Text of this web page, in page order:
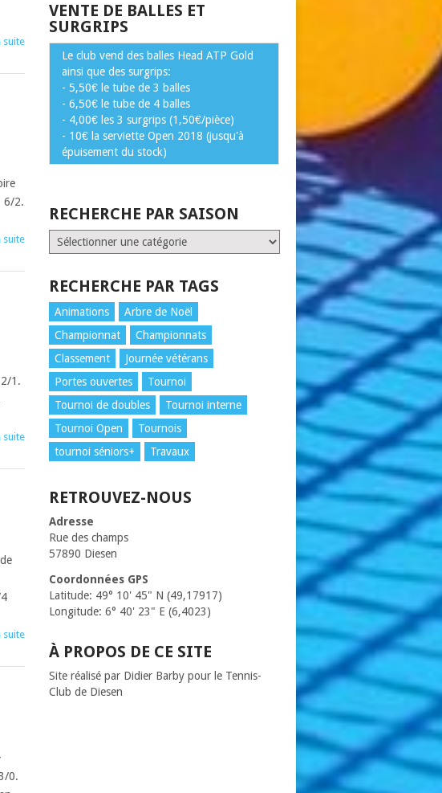
suite
6/2.
suite
1.
suite
suite
0.
VENTE DE BALLES ET
SURGRIPS
Le club vend des balles Head ATP Gold
ainsi que des surgrips:
- 5,50€ le tube de 3 balles
- 6,50€ le tube de 4 balles
- 4,00€ les 3 surgrips (1,50€/pièce)
- 10€ la serviette Open 2018 (jusqu'à
épuisement du stock)
RECHERCHE PAR SAISON
RECHERCHE
PAR
RECHERCHE PAR TAGS
Animations
Arbre de Noël
Championnat
Championnats
Classement
Journée vétérans
Portes ouvertes
Tournoi
Tournoi de doubles
Tournoi interne
Tournoi Open
Tournois
tournoi séniors+
Travaux
RETROUVEZ-NOUS
Adresse
Rue des champs
57890 Diesen
Coordonnées GPS
Latitude: 49° 10' 45" N (49,17917)
Longitude: 6° 40' 23" E (6,4023)
À PROPOS DE CE SITE
Site réalisé par Didier Barby pour le Tennis-
Club de Diesen